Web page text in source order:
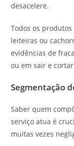
desacelere.
Todos os
leiteiras ou
evidências de
ou em sair e
Segmentação
Saber quem
serviço atua é
muitas vezes